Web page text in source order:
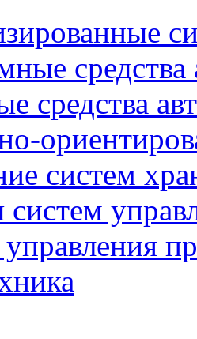
средства
средства
систем